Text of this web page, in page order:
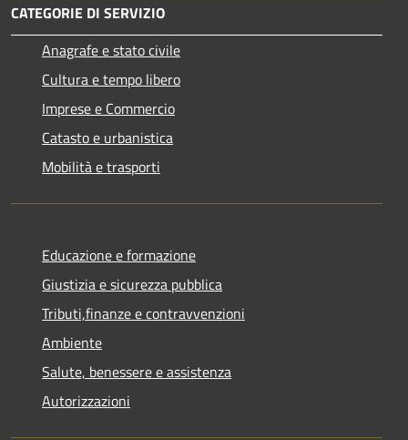
CATEGORIE DI SERVIZIO
Anagrafe e stato civile
Cultura e tempo libero
Imprese e Commercio
Catasto e urbanistica
Mobilità e trasporti
Educazione e formazione
Giustizia e sicurezza pubblica
Tributi,finanze e contravvenzioni
Ambiente
Salute, benessere e assistenza
Autorizzazioni